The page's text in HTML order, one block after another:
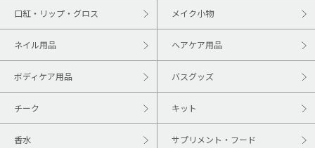
口紅・リップ・グロス メイク小物
ネイル用品 ヘアケア用品
ボディケア用品 バスグッズ
チーク キット
香水 サプリメント・フード